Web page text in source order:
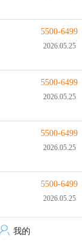
5500-6499
2026.05.25
5500-6499
2026.05.25
5500-6499
2026.05.25
5500-6499
2026.05.25
我的